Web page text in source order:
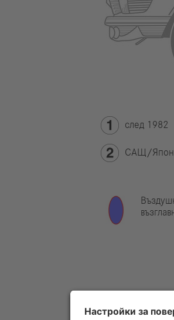
след 1982
САЩ/
Указание: